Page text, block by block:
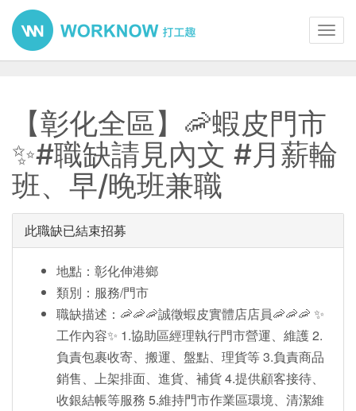
【彰化全區】🦐蝦皮門市
✨#職缺請見內文 #月薪輪
班、早/晚班兼職
此職缺已結束招募
地點：彰化伸港鄉
類別：服務/門市
職缺描述：🦐🦐🦐誠徵蝦皮實體店店員🦐🦐🦐 ✨
工作內容✨ 1.協助區經理執行門市營運、維護 2.
負責包裹收寄、搬運、盤點、理貨等 3.負責商品
銷售、上架排面、進貨、補貨 4.提供顧客接待、
收銀結帳等服務 5.維持門市作業區環境、清潔維